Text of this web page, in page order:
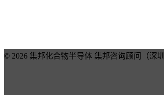
© 2026 集邦化合物半导体 集邦咨询顾问（深